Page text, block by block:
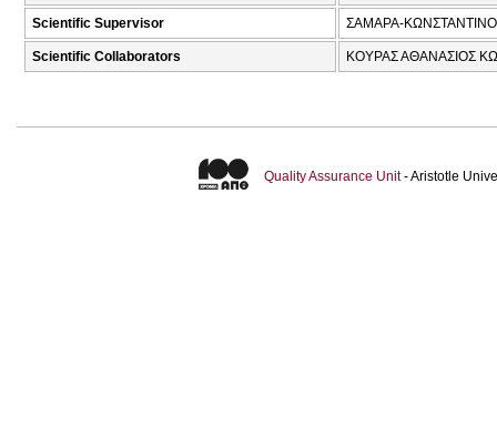
Scientific Supervisor ΣΑΜΑΡΑ-
Scientific Collaborators ΚΟΥΡΑΣ ΑΘΑΝΑΣΙΟΣ
Quality Assurance Unit- Aristotle